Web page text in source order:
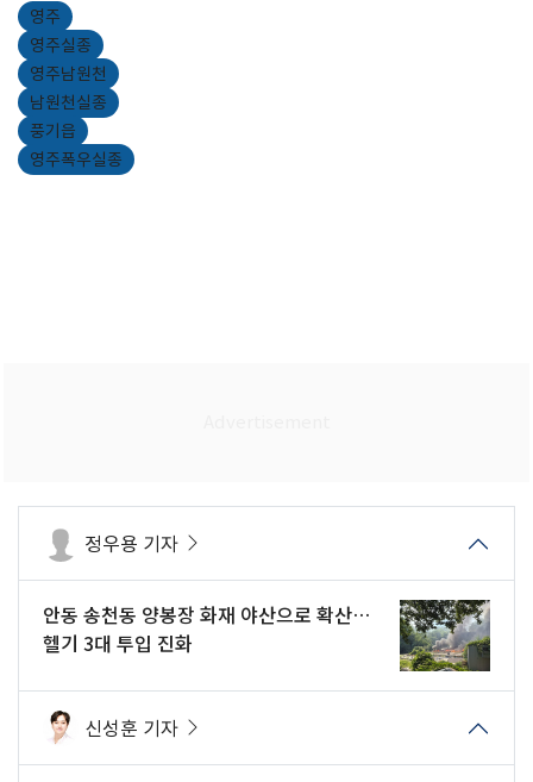
영주
영주실종
영주남원천
남원천실종
풍기읍
영주폭우실종
정우용 기자
안동 송천동 양봉장 화재 야산으로 확산…
헬기 3대 투입 진화
신성훈 기자